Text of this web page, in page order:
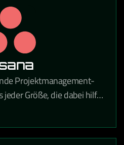
tätig sind.
Projektmanagement-
Größe, die dabei hilft,
der